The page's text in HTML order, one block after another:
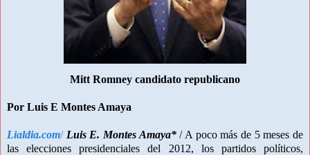
Mitt Romney candidato republicano
Por Luis E Montes Amaya
Lialdia.com/ Luis E. Montes Amaya*/ A poco más de 5 meses de
las elecciones presidenciales del 2012, los partidos políticos,